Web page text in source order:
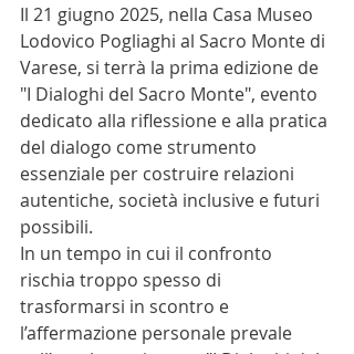
Il 21 giugno 2025, nella Casa Museo
Lodovico Pogliaghi al Sacro Monte di
Varese, si terrà la prima edizione de
"I Dialoghi del Sacro Monte", evento
dedicato alla riflessione e alla pratica
del dialogo come strumento
essenziale per costruire relazioni
autentiche, società inclusive e futuri
possibili.
In un tempo in cui il confronto
rischia troppo spesso di
trasformarsi in scontro e
l’affermazione personale prevale